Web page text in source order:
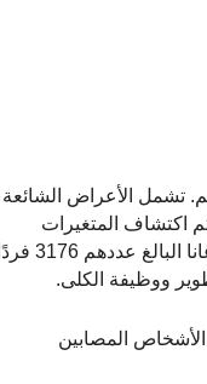
تشمل الأعراض الشائعة
اكتشاف المتغيرات
الجينية التي قد تؤدي إلى هذه الصفة. حددت هذه الدراسة متغيرًا جينيًا جديدًا مرتبطًا بالمقاومة. تم اكتشافه في سكان غانا البالغ عددهم 3176 فردًا
المصابين